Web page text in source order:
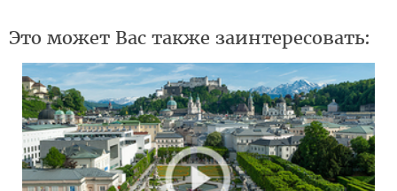
Это может Вас также заинтересовать: